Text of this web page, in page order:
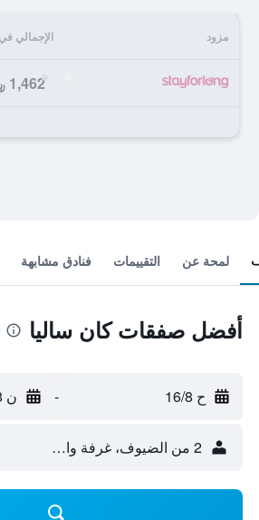
مزود الإجمالي في
1,462 ﷼
لمحة عن التقييمات فنادق مشابهة
أفضل صفقات كان ساليا
ح 16/8 - ن 17/8
2 من الضيوف، غرفة واحدة